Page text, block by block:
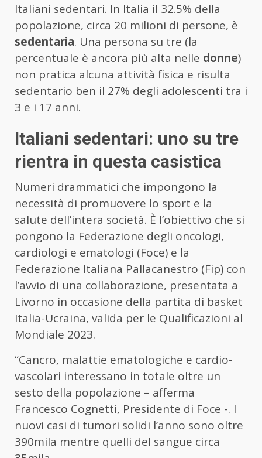
Italiani sedentari. In Italia il 32.5% della
popolazione, circa 20 milioni di persone, è
sedentaria. Una persona su tre (la
percentuale è ancora più alta nelle donne)
non pratica alcuna attività fisica e risulta
sedentario ben il 27% degli adolescenti tra i
3 e i 17 anni.
Italiani sedentari: uno su tre
rientra in questa casistica
Numeri drammatici che impongono la
necessità di promuovere lo sport e la
salute dell’intera società. È l’obiettivo che si
pongono la Federazione degli oncologi,
cardiologi e ematologi (Foce) e la
Federazione Italiana Pallacanestro (Fip) con
l’avvio di una collaborazione, presentata a
Livorno in occasione della partita di basket
Italia-Ucraina, valida per le Qualificazioni al
Mondiale 2023.
“Cancro, malattie ematologiche e cardio-
vascolari interessano in totale oltre un
sesto della popolazione – afferma
Francesco Cognetti, Presidente di Foce -. I
nuovi casi di tumori solidi l’anno sono oltre
390mila mentre quelli del sangue circa